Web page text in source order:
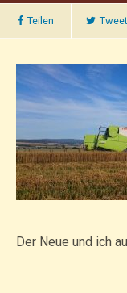
Teilen Tweet
Der Neue und ich